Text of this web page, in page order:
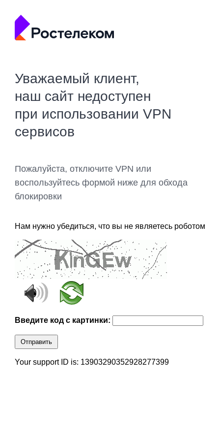
Уважаемый клиент,
наш сайт недоступен
при использовании VPN
сервисов
Пожалуйста, отключите VPN или
воспользуйтесь формой ниже для обхода
блокировки
Нам нужно убедиться, что вы не являетесь роботом
Введите код с картинки:
Отправить
Your support ID is: 13903290352928277399